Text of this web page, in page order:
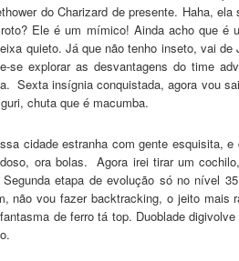
do Charizard de presente. Haha,
Ele é um mímico! Ainda acho que
quieto. Já que não tenho inseto, vai
se explorar as desvantagens do time
Sexta insígnia conquistada, agora vou
chuta que é macumba.
cidade estranha com gente
ora bolas. Agora irei tirar um
etapa de evolução só no
não vou fazer backtracking, o jeito
de ferro tá top. Duoblade